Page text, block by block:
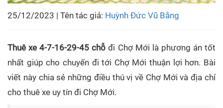
25/12/2023 | Tên tác giả: Huỳnh Đức Vũ Bằng
Thuê xe 4-7-16-29-45 chỗđi Chợ Mới là phương án tốt
nhất giúp cho chuyến đi tới Chợ Mới thuận lợi hơn. Bài
viết này chia sẻ những điều thú vị về Chợ Mới và địa chỉ
cho thuê xe uy tín đi Chợ Mới.